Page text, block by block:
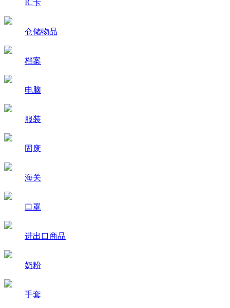
IC卡
仓储物品
档案
电脑
服装
固废
海关
口罩
进出口商品
奶粉
手套